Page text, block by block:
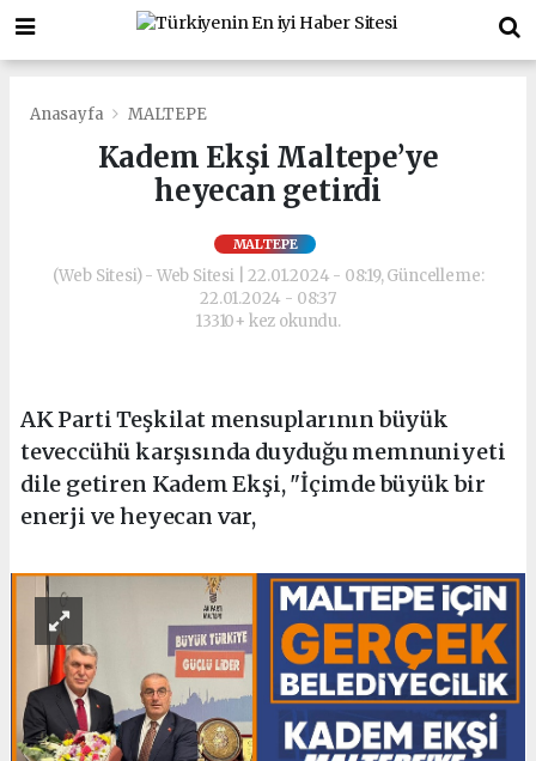
Anasayfa MALTEPE
Kadem Ekşi Maltepe’ye
heyecan getirdi
MALTEPE
(Web Sitesi) - Web Sitesi | 22.01.2024 - 08:19, Güncelleme:
22.01.2024 - 08:37
13310+ kez okundu.
AK Parti Teşkilat mensuplarının büyük
teveccühü karşısında duyduğu memnuniyeti
dile getiren Kadem Ekşi, "İçimde büyük bir
enerji ve heyecan var,